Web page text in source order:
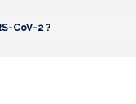
CoV-2 ?